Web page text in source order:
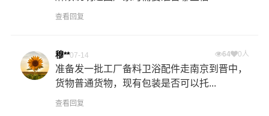
查看回复
穆**07-14 64 0人
准备发一批工厂备料卫浴配件走南京到晋中，
货物普通货物，现有包装是否可以托...
查看回复